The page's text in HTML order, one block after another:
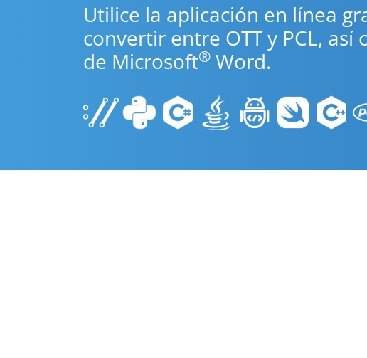
Utilice la aplicación en línea
convertir entre OTT y PCL,
de Microsoft® Word.